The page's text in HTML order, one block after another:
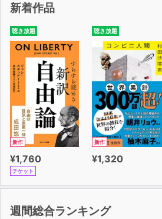
新着作品
聴き放題
新作
¥1,760
チケット
聴き放題
新作
¥1,320
週間総合ランキング